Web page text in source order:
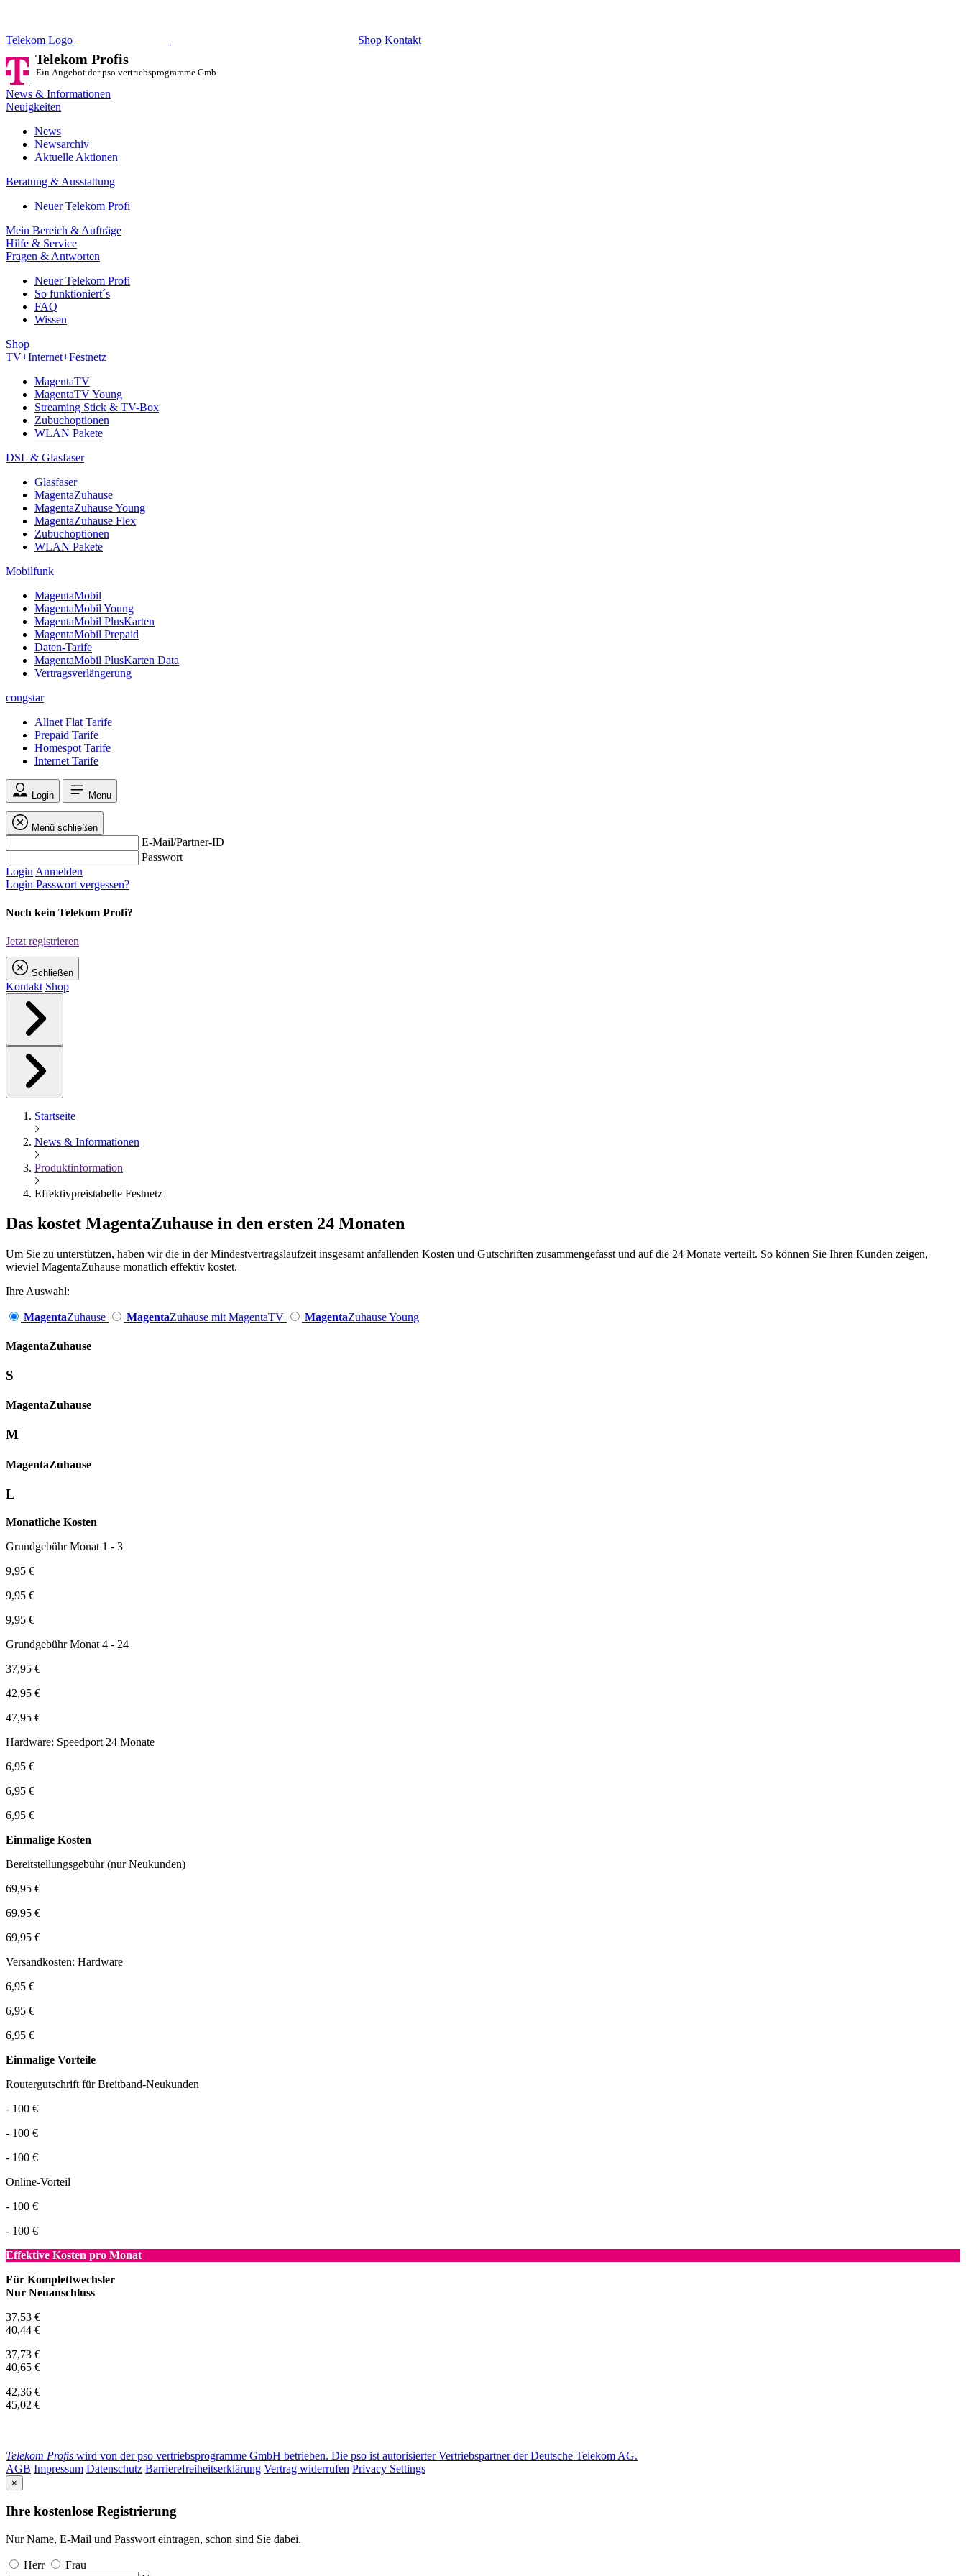
Telekom Logo Shop Kontakt
Telekom Profis
Ein Angebot der pso vertriebsprogramme GmbH
News & Informationen
Neuigkeiten
News
Newsarchiv
Aktuelle Aktionen
Beratung & Ausstattung
Neuer Telekom Profi
Mein Bereich & Aufträge
Hilfe & Service
Fragen & Antworten
Neuer Telekom Profi
So funktioniert´s
FAQ
Wissen
Shop
TV+Internet+Festnetz
MagentaTV
MagentaTV Young
Streaming Stick & TV-Box
Zubuchoptionen
WLAN Pakete
DSL & Glasfaser
Glasfaser
MagentaZuhause
MagentaZuhause Young
MagentaZuhause Flex
Zubuchoptionen
WLAN Pakete
Mobilfunk
MagentaMobil
MagentaMobil Young
MagentaMobil PlusKarten
MagentaMobil Prepaid
Daten-Tarife
MagentaMobil PlusKarten Data
Vertragsverlängerung
congstar
Allnet Flat Tarife
Prepaid Tarife
Homespot Tarife
Internet Tarife
Login Menu
Menü schließen
E-Mail/Partner-ID
Passwort
Login Anmelden
Login Passwort vergessen?
Noch kein Telekom Profi?
Jetzt registrieren
Schließen
Kontakt Shop
Startseite
News & Informationen
Produktinformation
Effektivpreistabelle Festnetz
Das kostet MagentaZuhause in den ersten 24 Monaten
Um Sie zu unterstützen, haben wir die in der Mindestvertragslaufzeit insgesamt anfallenden Kosten und Gutschriften zusammengefasst und auf die 24 Monate verteilt. So können Sie Ihren Kunden zeigen,
wieviel MagentaZuhause monatlich effektiv kostet.
Ihre Auswahl:
MagentaZuhause MagentaZuhause mit MagentaTV MagentaZuhause Young
Magenta­Zuhause
S
Magenta­Zuhause
M
Magenta­Zuhause
L
Monatliche Kosten
Grundgebühr Monat 1 - 3
9,95 €
9,95 €
9,95 €
Grundgebühr Monat 4 - 24
37,95 €
42,95 €
47,95 €
Hardware: Speedport 24 Monate
6,95 €
6,95 €
6,95 €
Einmalige Kosten
Bereitstellungsgebühr (nur Neukunden)
69,95 €
69,95 €
69,95 €
Versandkosten: Hardware
6,95 €
6,95 €
6,95 €
Einmalige Vorteile
Routergutschrift für Breitband-Neukunden
- 100 €
- 100 €
- 100 €
Online-Vorteil
- 100 €
- 100 €
Effektive Kosten pro Monat
Für Komplettwechsler
Nur Neuanschluss
37,53 €
40,44 €
37,73 €
40,65 €
42,36 €
45,02 €
Telekom Profis wird von der pso vertriebsprogramme GmbH betrieben. Die pso ist autorisierter Vertriebspartner der Deutsche Telekom AG.
AGB Impressum Datenschutz Barrierefreiheitserklärung Vertrag widerrufen Privacy Settings
×
Ihre kostenlose Registrierung
Nur Name, E-Mail und Passwort eintragen, schon sind Sie dabei.
Herr
Frau